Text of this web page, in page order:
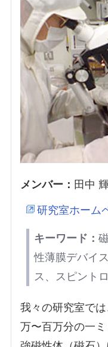
メンバー： 田中
研究室ホーム
キーワード：
性薄膜デバイ
ス、スピント
我々の研究室で
万〜百万分の一